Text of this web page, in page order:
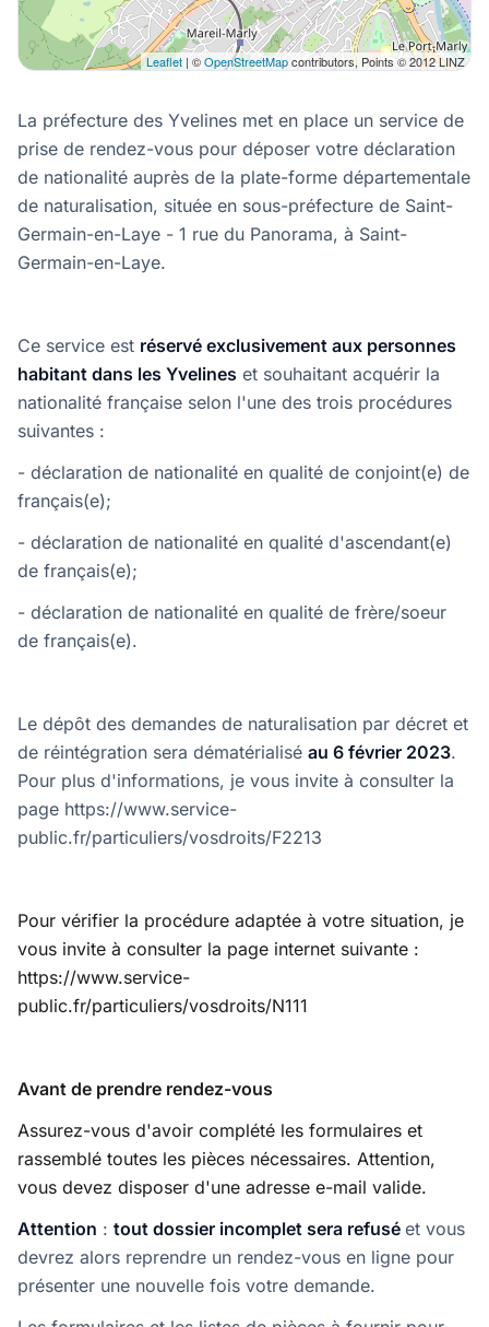
Leaflet | ©OpenStreetMapcontributors, Points © 2012 LINZ
La préfecture des Yvelines met en place un service de
prise de rendez-vous pour déposer votre déclaration
de nationalité auprès de la plate-forme départementale
de naturalisation, située en sous-préfecture de Saint-
Germain-en-Laye - 1 rue du Panorama, à Saint-
Germain-en-Laye.
Ce service est réservé exclusivement aux personnes
habitant dans les Yvelines et souhaitant acquérir la
nationalité française selon l'une des trois procédures
suivantes :
- déclaration de nationalité en qualité de conjoint(e) de
français(e);
- déclaration de nationalité en qualité d'ascendant(e)
de français(e);
- déclaration de nationalité en qualité de frère/soeur
de français(e).
Le dépôt des demandes de naturalisation par décret et
de réintégration sera dématérialisé au 6 février 2023.
Pour plus d'informations, je vous invite à consulter la
page https://www.service-
public.fr/particuliers/vosdroits/F2213
Pour vérifier la procédure adaptée à votre situation, je
vous invite à consulter la page internet suivante :
https://www.service-
public.fr/particuliers/vosdroits/N111
Avant de prendre rendez-vous
Assurez-vous d'avoir complété les formulaires et
rassemblé toutes les pièces nécessaires. Attention,
vous devez disposer d'une adresse e-mail valide.
Attention : tout dossier incomplet sera refusé et vous
devrez alors reprendre un rendez-vous en ligne pour
présenter une nouvelle fois votre demande.